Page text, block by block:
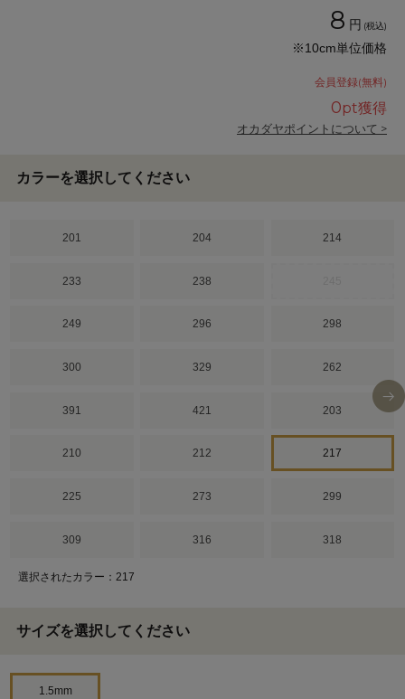
8 円 (税込)
※10cm単位価格
会員登録(無料)
0pt獲得
オカダヤポイントについて >
カラーを選択してください
201 204 214
233 238
249 296 298
300 329 262
391 421 203
210 212 217
225 273 299
309 316 318
選択されたカラー：217
サイズを選択してください
1.5mm